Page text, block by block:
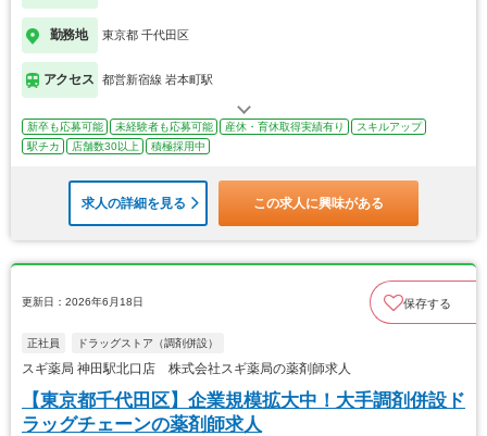
勤務地 東京都 千代田区
アクセス 都営新宿線 岩本町駅
新卒も応募可能 未経験者も応募可能 産休・育休取得実績有り
スキルアップ
駅チカ
店舗数30以上 積極採用中
求人の詳細を見る この求人に興味がある
更新日：2026年6月18日 保存する
正社員 ドラッグストア（調剤併設）
スギ薬局 神田駅北口店 株式会社スギ薬局の薬剤師求人
【東京都千代田区】企業規模拡大中！大手調剤併設ド
ラッグチェーンの薬剤師求人